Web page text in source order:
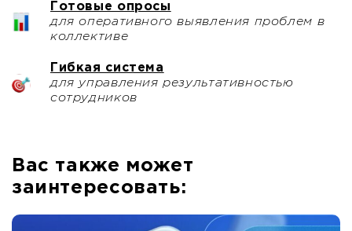
Готовые опросы
для оперативного выявления проблем в
коллективе
Гибкая система
для управления результативностью
сотрудников
Вас также может
заинтересовать: